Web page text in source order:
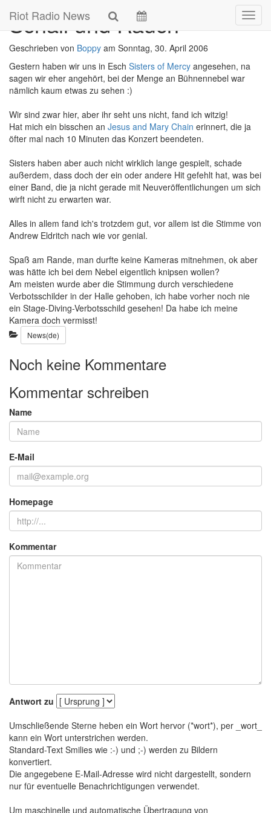
main
content
Riot Radio News
Schall und Rauch
Geschrieben von Boppy am Sonntag, 30. April 2006
Gestern haben wir uns in Esch Sisters of Mercy angesehen, na
sagen wir eher angehört, bei der Menge an Bühnennebel war
nämlich kaum etwas zu sehen :)
Wir sind zwar hier, aber ihr seht uns nicht, fand ich witzig!
Hat mich ein bisschen an Jesus and Mary Chain erinnert, die ja
öfter mal nach 10 Minuten das Konzert beendeten.
Sisters haben aber auch nicht wirklich lange gespielt, schade
außerdem, dass doch der ein oder andere Hit gefehlt hat, was bei
einer Band, die ja nicht gerade mit Neuveröffentlichungen um sich
wirft nicht zu erwarten war.
Alles in allem fand ich's trotzdem gut, vor allem ist die Stimme von
Andrew Eldritch nach wie vor genial.
Spaß am Rande, man durfte keine Kameras mitnehmen, ok aber
was hätte ich bei dem Nebel eigentlich knipsen wollen?
Am meisten wurde aber die Stimmung durch verschiedene
Verbotsschilder in der Halle gehoben, ich habe vorher noch nie
ein Stage-Diving-Verbotsschild gesehen! Da habe ich meine
Kamera doch vermisst!
Kategorien:
News(de)
Noch keine Kommentare
Kommentar schreiben
Name
E-Mail
Homepage
Kommentar
Antwort zu
Umschließende Sterne heben ein Wort hervor (*wort*), per _wort_
kann ein Wort unterstrichen werden.
Standard-Text Smilies wie :-) und ;-) werden zu Bildern
konvertiert.
Die angegebene E-Mail-Adresse wird nicht dargestellt, sondern
nur für eventuelle Benachrichtigungen verwendet.
Um maschinelle und automatische Übertragung von